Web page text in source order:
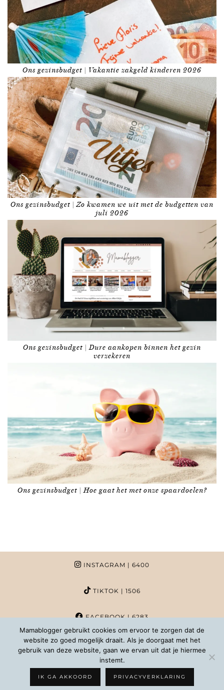
Ons gezinsbudget | Vakantie zakgeld kinderen 2026
Ons gezinsbudget | Zo kwamen we uit met de budgetten van
juli 2026
Ons gezinsbudget | Dure aankopen binnen het gezin
verzekeren
Ons gezinsbudget | Hoe gaat het met onze spaardoelen?
INSTAGRAM | 6400
TIKTOK | 1506
FACEBOOK| 6283
PINTEREST | 1020
WORDPRESS THEMES BYpipdig
Mamablogger gebruikt cookies om ervoor te zorgen dat de
website zo goed mogelijk draait. Als je doorgaat met het
gebruik van deze website, gaan we ervan uit dat je hiermee
instemt.
IK GA AKKOORD PRIVACYVERKLARING